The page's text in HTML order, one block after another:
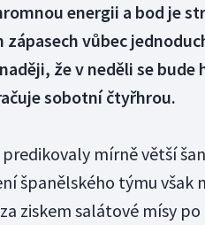
energii a bod je
vůbec
že v neděli se bude
sobotní čtyřhrou.
mírně větší
španělského týmu však
ziskem salátové mísy